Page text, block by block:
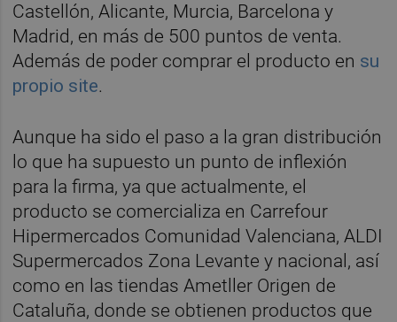
Castellón, Alicante, Murcia, Barcelona y
Madrid, en más de 500 puntos de venta.
Además de poder comprar el producto en su
propio site.
Aunque ha sido el paso a la gran distribución
lo que ha supuesto un punto de inflexión
para la firma, ya que actualmente, el
producto se comercializa en Carrefour
Hipermercados Comunidad Valenciana, ALDI
Supermercados Zona Levante y nacional, así
como en las tiendas Ametller Origen de
Cataluña, donde se obtienen productos que